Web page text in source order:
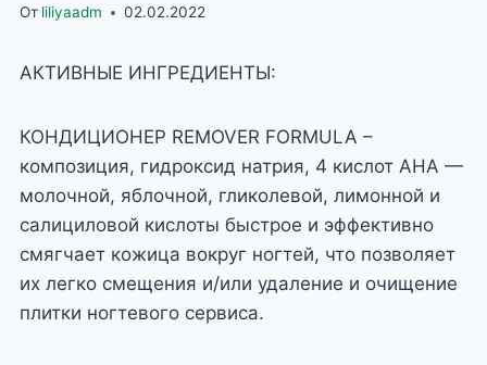
От liliyaadm 02.02.2022
АКТИВНЫЕ ИНГРЕДИЕНТЫ:
КОНДИЦИОНЕР REMOVER FORMULA –
композиция, гидроксид натрия, 4 кислот AHA —
молочной, яблочной, гликолевой, лимонной и
салициловой кислоты быстрое и эффективно
смягчает кожица вокруг ногтей, что позволяет
их легко смещения и/или удаление и очищение
плитки ногтевого сервиса.